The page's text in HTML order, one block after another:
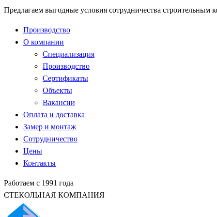
Предлагаем выгодные условия сотрудничества строительным
Производство
О компании
Специализация
Производство
Сертификаты
Объекты
Вакансии
Оплата и доставка
Замер и монтаж
Сотрудничество
Цены
Контакты
Работаем с 1991 года
СТЕКОЛЬНАЯ КОМПАНИЯ